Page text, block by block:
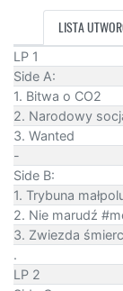
LISTA
LP 1
Side A:
1. Bitwa o CO2
2. Narodowy
3. Wanted
-
Side B:
1. Trybuna
2. Nie marudź
3. Zwiezda
.
LP 2